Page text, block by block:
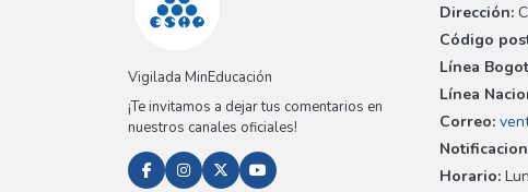
Vigilada MinEducación
¡Te invitamos a dejar tus comentarios en
nuestros canales oficiales!
Dirección:
Código
Línea
Línea
Correo:
Horario: